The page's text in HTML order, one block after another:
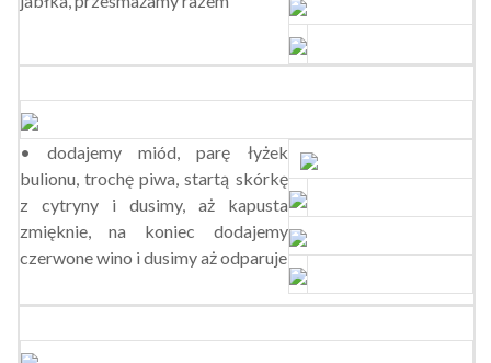
• dodajemy miód, parę łyżek
bulionu, trochę piwa, startą skórkę
z cytryny i dusimy, aż kapusta
zmięknie, na koniec dodajemy
czerwone wino i dusimy aż odparuje